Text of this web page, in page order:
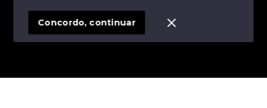
SITE PARA IMOBILIARIA
Concordo, continuar